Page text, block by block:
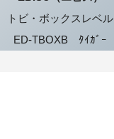
トビ・ボックスレベル
ED-TBOXB ﾀｲｶﾞｰ